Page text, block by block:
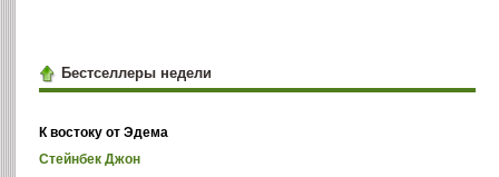
Бестселлеры недели
К востоку от Эдема
Стейнбек Джон